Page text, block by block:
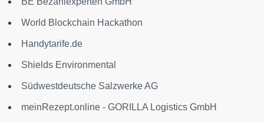
World Blockchain Hackathon
Handytarife.de
Shields Environmental
Südwestdeutsche Salzwerke AG
meinRezept.online - GORILLA Logistics GmbH